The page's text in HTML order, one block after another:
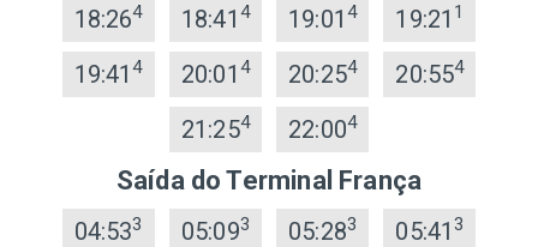
18:264 18:41 4 19:01 4 19:21 1
19:414 20:01 4 20:254 20:554
21:254 22:004
Saída do Terminal França
04:533 05:093 05:283 05:413